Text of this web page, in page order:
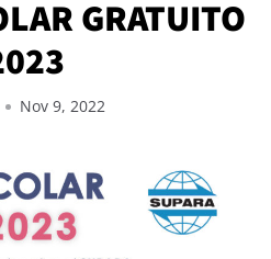
GRATUITO
Nov 9, 2022